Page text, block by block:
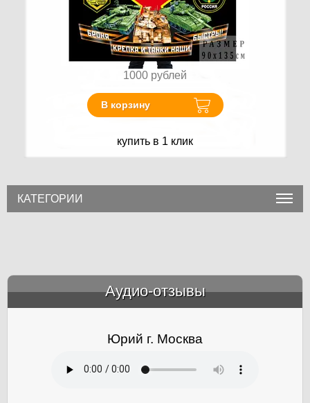
1000 рублей
В корзину
купить в 1 клик
КАТЕГОРИИ
Аудио-отзывы
Юрий г. Москва